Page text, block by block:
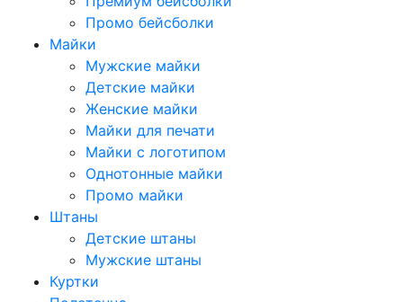
Промо бейсболки
Майки
Мужские майки
Детские майки
Женские майки
Майки для печати
Майки с логотипом
Однотонные майки
Промо майки
Штаны
Детские штаны
Мужские штаны
Куртки